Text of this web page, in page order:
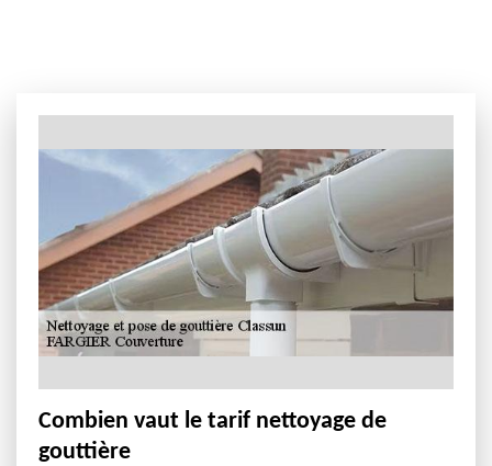
Combien vaut le tarif nettoyage de
gouttière